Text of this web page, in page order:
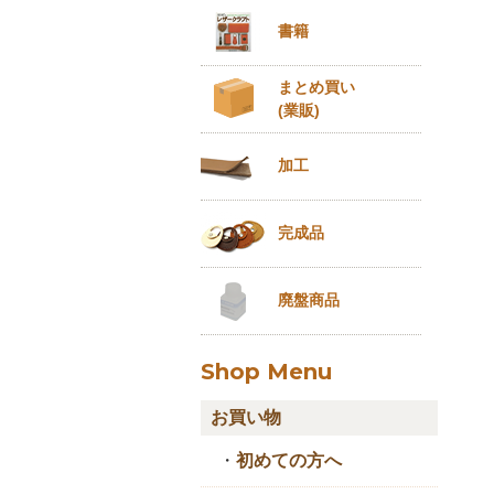
書籍
まとめ買い
(業販)
加工
完成品
廃盤商品
Shop Menu
お買い物
・ 初めての方へ